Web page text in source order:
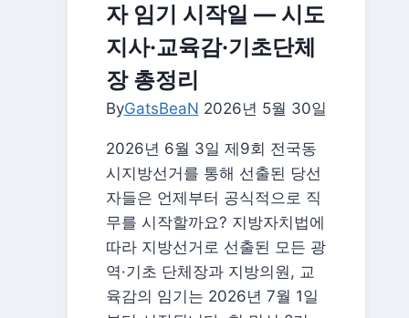
|
체
코
전
역
골
주
역,
한
국
월
드
자 임기 시작일 — 시도
지사·교육감·기초단체
장 총정리
ByGatsBeaN 2026년 5월 30일
2026년 6월 3일 제9회 전국동
시지방선거를 통해 선출된 당선
자들은 언제부터 공식적으로 직
무를 시작할까요? 지방자치법에
따라 지방선거로 선출된 모든 광
역·기초 단체장과 지방의원, 교
육감의 임기는 2026년 7월 1일